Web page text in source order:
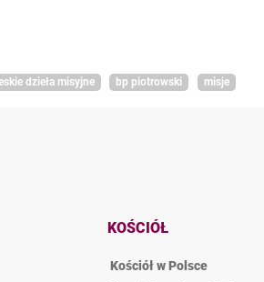
dzieła misyjne bp piotrowski misje
KOŚCIÓŁ
Kościół w Polsce